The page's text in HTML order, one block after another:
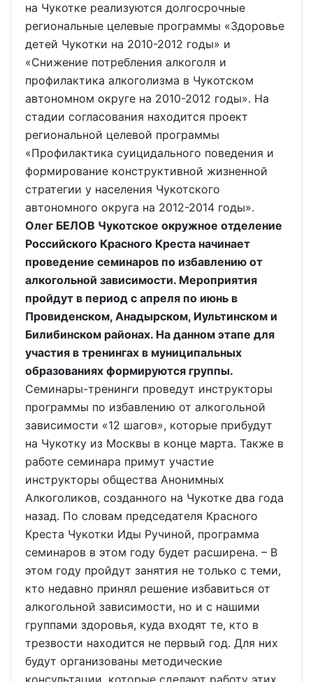
на Чукотке реализуются долгосрочные
региональные целевые программы «Здоровье
детей Чукотки на 2010-2012 годы» и
«Снижение потребления алкоголя и
профилактика алкоголизма в Чукотском
автономном округе на 2010-2012 годы». На
стадии согласования находится проект
региональной целевой программы
«Профилактика суицидального поведения и
формирование конструктивной жизненной
стратегии у населения Чукотского
автономного округа на 2012-2014 годы».
Олег БЕЛОВ Чукотское окружное отделение
Российского Красного Креста начинает
проведение семинаров по избавлению от
алкогольной зависимости. Мероприятия
пройдут в период с апреля по июнь в
Провиденском, Анадырском, Иультинском и
Билибинском районах. На данном этапе для
участия в тренингах в муниципальных
образованиях формируются группы.
Семинары-тренинги проведут инструкторы
программы по избавлению от алкогольной
зависимости «12 шагов», которые прибудут
на Чукотку из Москвы в конце марта. Также в
работе семинара примут участие
инструкторы общества Анонимных
Алкоголиков, созданного на Чукотке два года
назад. По словам председателя Красного
Креста Чукотки Иды Ручиной, программа
семинаров в этом году будет расширена. – В
этом году пройдут занятия не только с теми,
кто недавно принял решение избавиться от
алкогольной зависимости, но и с нашими
группами здоровья, куда входят те, кто в
трезвости находится не первый год. Для них
будут организованы методические
консультации, которые сделают работу этих